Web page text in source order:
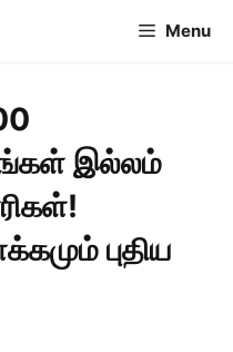
Menu
இல்லம்
புதிய